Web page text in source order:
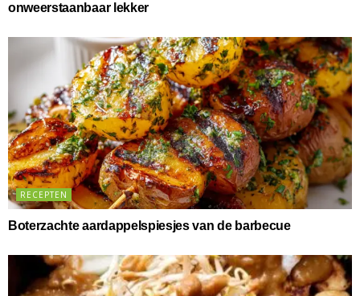
onweerstaanbaar lekker
RECEPTEN
Boterzachte aardappelspiesjes van de barbecue